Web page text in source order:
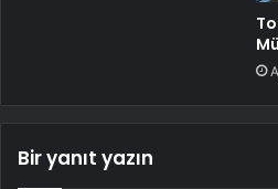
Bir yanıt yazın